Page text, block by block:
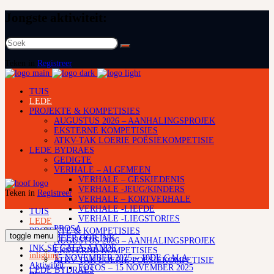
Soek
na:
Registreer
TUIS
LEDE
PROJEKTE & KOMPETISIES
AUGUSTUS 2026 – AANHALINGSPROJEK
EKSTERNE KOMPETISIES
ATKV-TAK LOERIE POËSIEKOMPETISIE
LEDE BYDRAES
GEDIGTE
VERHALE – ALGEMEEN
VERHALE – GESKIEDENIS
VERHALE -JEUG/KINDERS
VERHALE – KORTVERHALE
VERHALE -LIEFDE
VERHALE -LIEGSTORIES
PROSA
LEES MEER OOR INK
INK SE GALA-AANDE
15 NOVEMBER 2025 – 10DE GALA
FOTOS – 15 NOVEMBER 2025
Teken in Registreer
TUIS
LEDE
PROJEKTE & KOMPETISIES
AUGUSTUS 2026 – AANHALINGSPROJEK
EKSTERNE KOMPETISIES
ATKV-TAK LOERIE POËSIEKOMPETISIE
LEDE BYDRAES
toggle menu
inligting
Aktiwiteit